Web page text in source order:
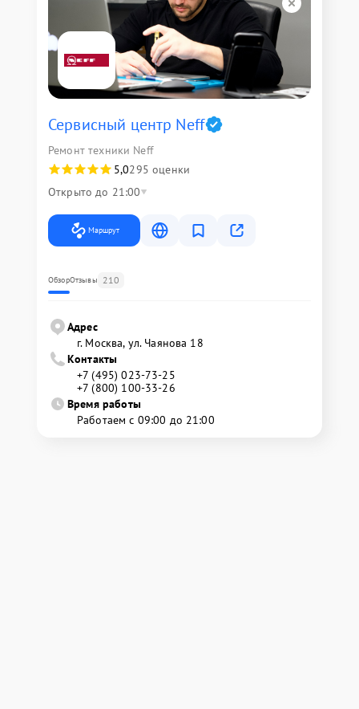
Сервисный центр Neff
Ремонт техники Neff
5,0295 оценки
Открыто до 21:00
Маршрут
ОбзорОтзывы 210
Адрес
г. Москва, ул. Чаянова 18
Контакты
+7 (495) 023-73-25
+7 (800) 100-33-26
Время работы
Работаем с 09:00 до 21:00